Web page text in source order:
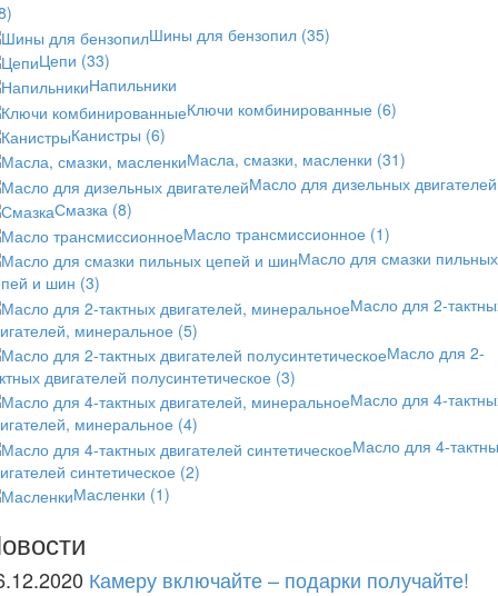
Шины для бензопил (35)
Цепи (33)
Напильники
Ключи комбинированные (6)
Канистры (6)
Масла, смазки, масленки (31)
Масло для дизельных двигателей
Смазка (8)
Масло трансмиссионное (1)
Масло для смазки пильных
и шин (3)
Масло для 2-
минеральное (5)
Масло для 2-
двигателей полусинтетическое (3)
Масло для 4-
минеральное (4)
Масло для 4-
синтетическое (2)
Масленки (1)
Камеру включайте – подарки получайте!